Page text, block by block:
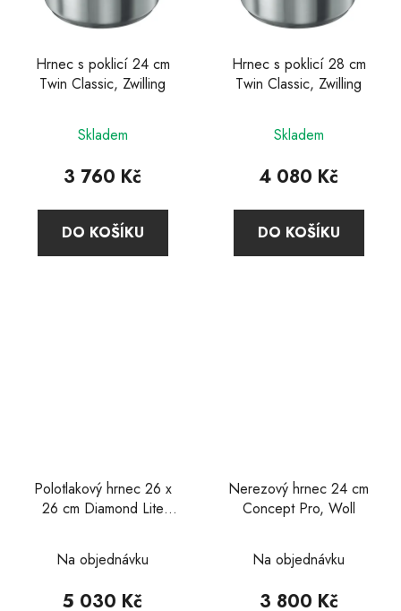
Hrnec s poklicí 24 cm
Twin Classic, Zwilling
hodnocení
produktu
4,9
z
Skladem
3 760 Kč
DO KOŠÍKU
Hrnec s poklicí 28 cm
Twin Classic, Zwilling
Skladem
4 080 Kč
DO KOŠÍKU
Polotlakový hrnec 26 x
26 cm Diamond Lite
Na objednávku
5 030 Kč
Nerezový hrnec 24 cm
Concept Pro, Woll
hodnocení
produktu
Na objednávku
3 800 Kč